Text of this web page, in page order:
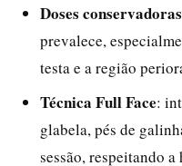
Doses conservadoras
prevalece,
testa e a região
Técnica Full Face:
glabela, pés de
sessão, respeitando